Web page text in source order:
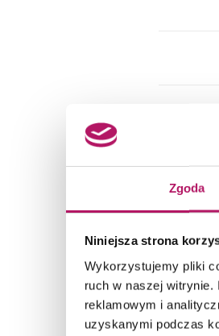
Zgoda
Niniejsza strona
Wykorzystujemy pliki
ruch w naszej witrynie.
reklamowym i
uzyskanymi podczas